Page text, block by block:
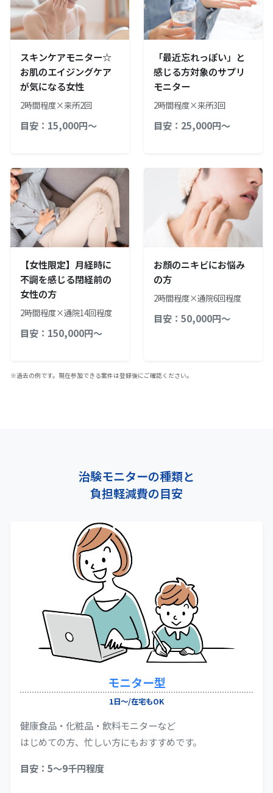
スキンケアモニター☆
お肌のエイジングケア
が気になる女性
2時間程度×来所2回
目安：15,000円～
「最近忘れっぽい」と
感じる方対象のサプリ
モニター
2時間程度×来所3回
目安：25,000円～
【女性限定】月経時に
不調を感じる閉経前の
女性の方
2時間程度×通院14回程度
目安：150,000円～
お顔のニキビにお悩み
の方
2時間程度×通院6回程度
目安：50,000円～
※過去の例です。現在参加できる案件は登録後にご確認ください。
治験モニターの種類と
負担軽減費の目安
モニター型
1日～/在宅もOK
健康食品・化粧品・飲料モニターなど
はじめての方、忙しい方にもおすすめです。
目安：5〜9千円程度